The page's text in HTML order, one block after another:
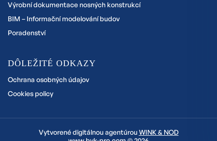
Výrobní dokumentace nosných konstrukcí
BIM – Informační modelování budov
Poradenství
DÔLEŽITÉ ODKAZY
Ochrana osobných údajov
Cookies policy
Vytvorené digitálnou agentúrou WINK & NOD